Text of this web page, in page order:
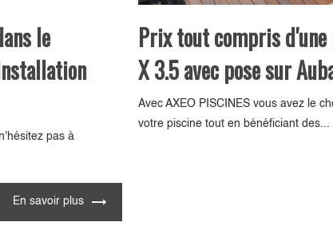
le
pas à
En savoir plus
Prix tout compris d'une
X 3.5 avec pose sur
Avec AXEO PISCINES vous avez le
votre piscine tout en bénéficiant des...